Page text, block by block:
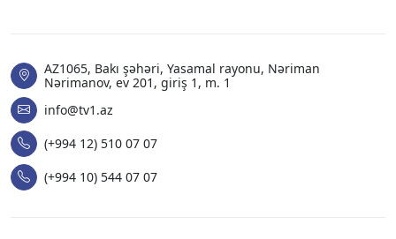
AZ1065, Bakı şəhəri, Yasamal rayonu, Nəriman
Nərimanov, ev 201, giriş 1, m. 1
info@tv1.az
(+994 12) 510 07 07
(+994 10) 544 07 07